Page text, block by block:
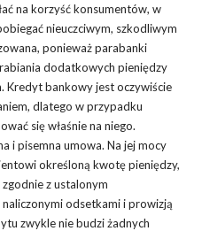
na korzyść konsumentów, w
nieuczciwym, szkodliwym
ponieważ parabanki
dodatkowych pieniędzy
Kredyt bankowy jest oczywiście
dlatego w przypadku
się właśnie na niego.
i pisemna umowa. Na jej mocy
określoną kwotę pieniędzy,
z ustalonym
naliczonymi odsetkami i prowizją
zwykle nie budzi żadnych